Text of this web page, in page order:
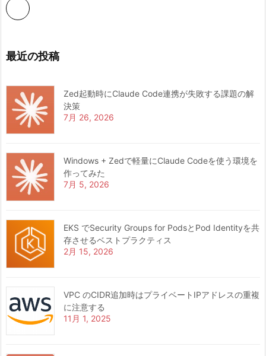
最近の投稿
Zed起動時にClaude Code連携が失敗する課題の解
決策
7月 26, 2026
Windows + Zedで軽量にClaude Codeを使う環境を
作ってみた
7月 5, 2026
EKS でSecurity Groups for PodsとPod Identityを共
存させるベストプラクティス
2月 15, 2026
VPC のCIDR追加時はプライベートIPアドレスの重複
に注意する
11月 1, 2025